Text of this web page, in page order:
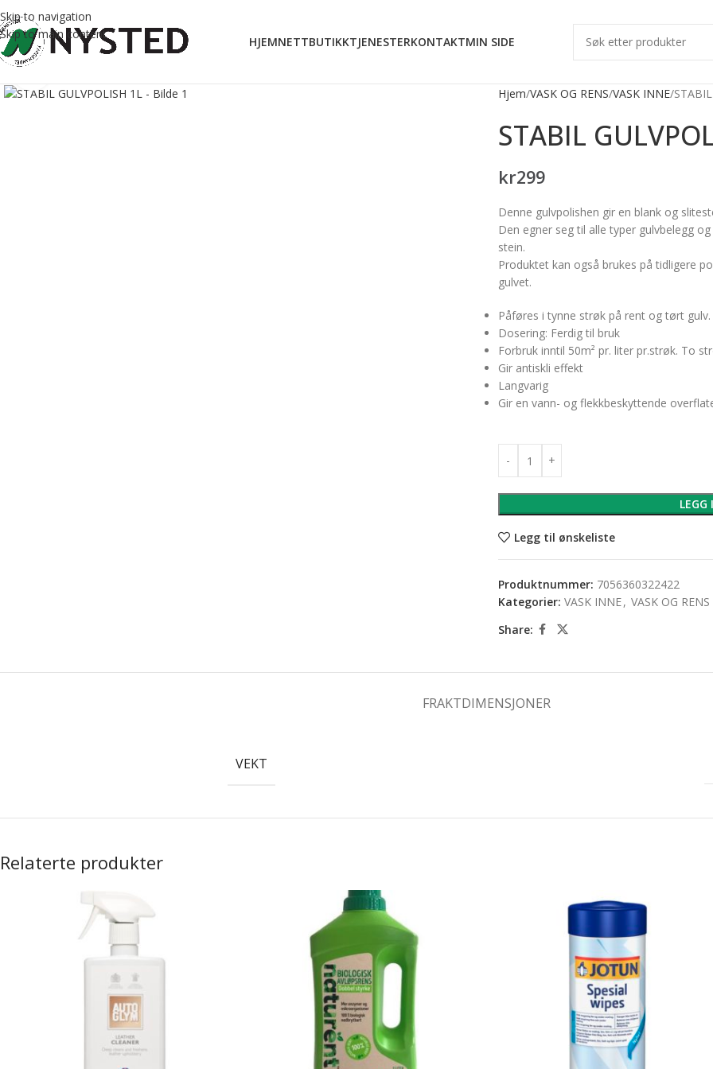
Skip to navigation
Skip to main content
HJEMNETTBUTIKKTJENESTERKONTAKTMIN SIDE
Hjem VASK OG RENS VASK INNE
STABIL
kr299
Denne gulvpolishen gir en blank og
Den egner seg til alle typer gulvbelegg
stein.
Produktet kan også brukes på tidligere
gulvet.
Påføres i tynne strøk på rent og tørt gulv.
Dosering: Ferdig til bruk
Forbruk inntil 50m² pr. liter pr.strøk. To
Gir antiskli effekt
Langvarig
Gir en vann- og flekkbeskyttende
LEGG
Legg til ønskeliste
Produktnummer: 7056360322422
Kategorier: VASK INNE, VASK OG RENS
Share:
FRAKTDIMENSJONER
VEKT
Relaterte produkter